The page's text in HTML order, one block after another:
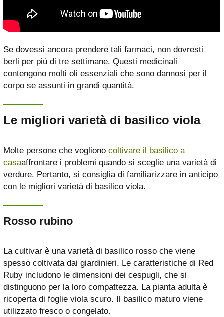
Se dovessi ancora prendere tali farmaci, non dovresti
berli per più di tre settimane. Questi medicinali
contengono molti oli essenziali che sono dannosi per il
corpo se assunti in grandi quantità.
Le migliori varietà di basilico viola
Molte persone che vogliono coltivare il basilico a
casaaffrontare i problemi quando si sceglie una varietà di
verdure. Pertanto, si consiglia di familiarizzare in anticipo
con le migliori varietà di basilico viola.
Rosso rubino
La cultivar è una varietà di basilico rosso che viene
spesso coltivata dai giardinieri. Le caratteristiche di Red
Ruby includono le dimensioni dei cespugli, che si
distinguono per la loro compattezza. La pianta adulta è
ricoperta di foglie viola scuro. Il basilico maturo viene
utilizzato fresco o congelato.